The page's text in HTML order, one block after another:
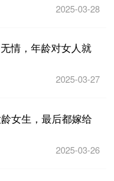
2025-03-28
情，年龄对女人就
2025-03-27
女生，最后都嫁给
2025-03-26